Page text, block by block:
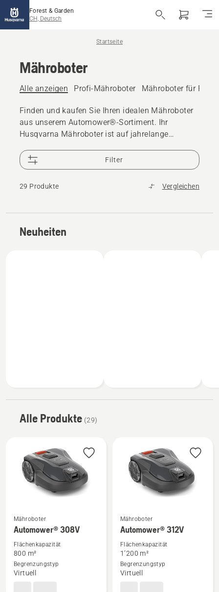
Forest & Garden
CH, Deutsch
Startseite
Mähroboter
Alle anzeigen Profi-Mähroboter Mähroboter für
Finden und kaufen Sie Ihren idealen Mähroboter
aus unserem Automower®-Sortiment. Ihr
Husqvarna Mähroboter ist auf jahrelange
Mähroboter sind über einen Zeitraum von mehr
als 10 Jahren verfügbar, und 25.000 Händler
weltweit bieten Unterstützung.
Filter
29 Produkte Vergleichen
Neuheiten
Alle Produkte (29)
Mehr
Details
zu
Automower®
308V
Mähroboter
Automower® 308V
Flächenkapazität
800 m²
Begrenzungstyp
Virtuell
Mehr
Details
zu
Automower®
312V
Mähroboter
Automower® 312V
Flächenkapazität
1’200 m²
Begrenzungstyp
Virtuell